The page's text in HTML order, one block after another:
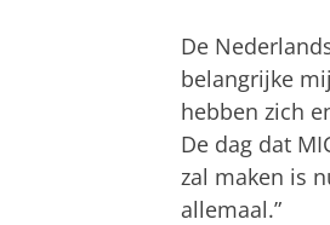
De
belangrijke
hebben zich
De dag dat
zal maken is
allemaal.”